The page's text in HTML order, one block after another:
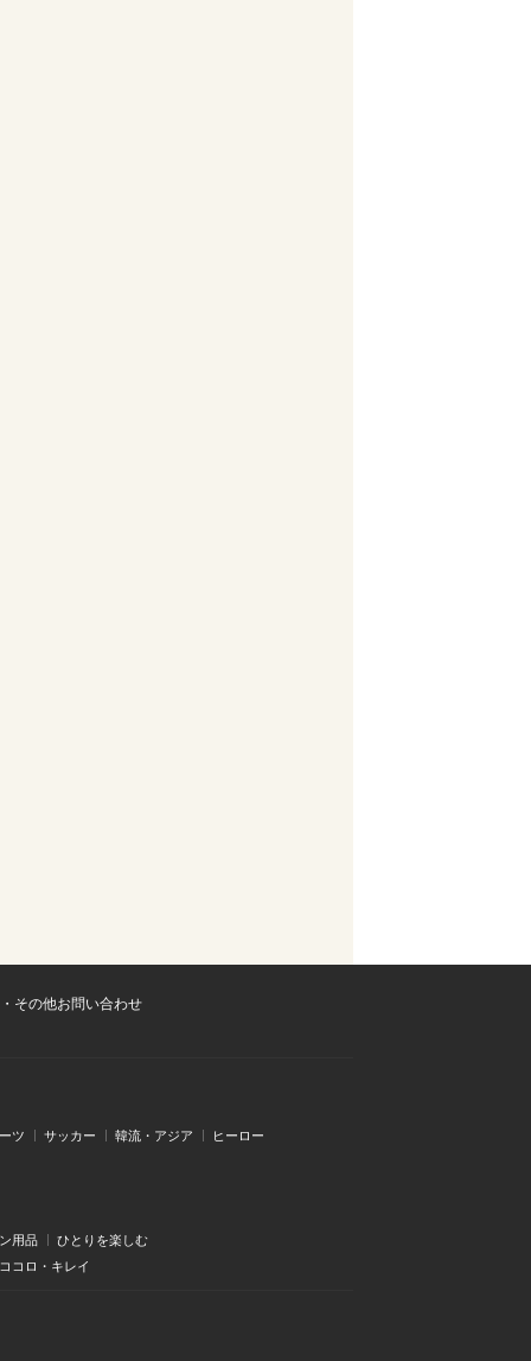
その他お問い合わせ
ツ サッカー 韓流・アジア ヒーロー
用品
ひとりを楽しむ
コロ・キレイ